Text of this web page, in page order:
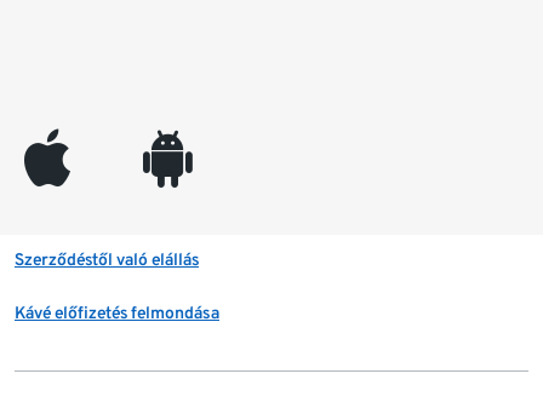
appleinc android
Szerződéstől való elállás
Kávé előfizetés felmondása